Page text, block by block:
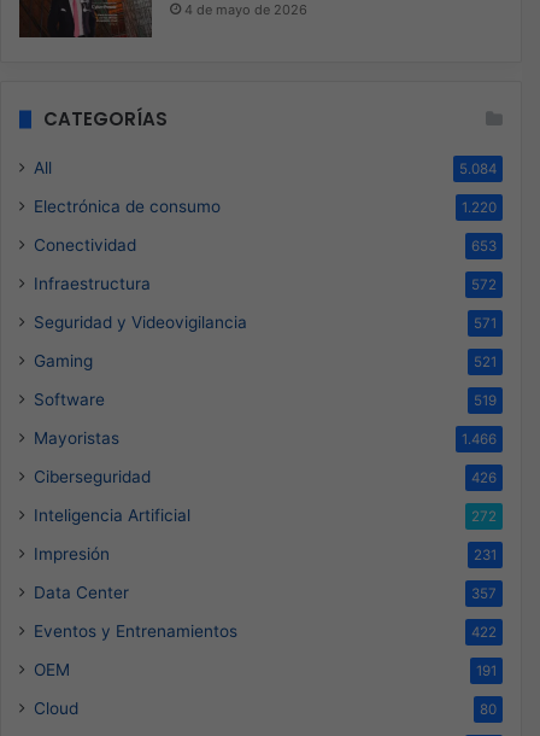
4 de mayo de 2026
CATEGORÍAS
All 5.084
Electrónica de consumo 1.220
Conectividad 653
Infraestructura 572
Seguridad y Videovigilancia 571
Gaming 521
Software 519
Mayoristas 1.466
Ciberseguridad 426
Inteligencia Artificial 272
Impresión 231
Data Center 357
Eventos y Entrenamientos 422
OEM 191
Cloud 80